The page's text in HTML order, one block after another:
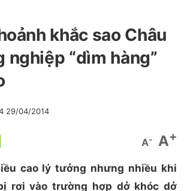
khắc sao Châu
nghiệp “dìm hàng”
29/04/2014
A- A+
cao lý tưởng nhưng nhiều khi
rơi vào trường hợp dở khóc dở